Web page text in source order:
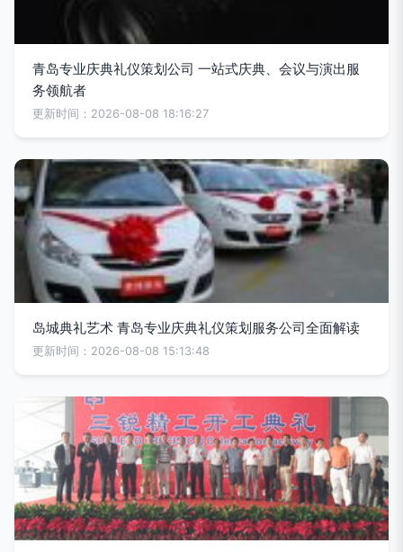
青岛专业庆典礼仪策划公司 一站式庆典、会议与演出服
务领航者
更新时间：2026-08-08 18:16:27
岛城典礼艺术 青岛专业庆典礼仪策划服务公司全面解读
更新时间：2026-08-08 15:13:48